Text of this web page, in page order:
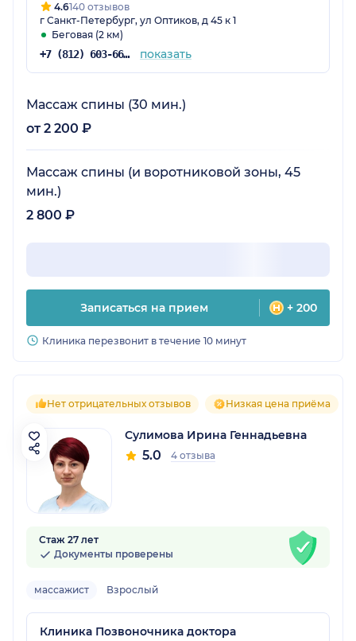
4.6140 отзывов
г Санкт-Петербург, ул Оптиков, д 45 к 1
Беговая (2 км)
+7 (812) 603-66-04 показать
Массаж спины (30 мин.)
от 2 200 ₽
Массаж спины (и воротниковой зоны, 45
мин.)
2 800 ₽
Записаться на прием + 200
Клиника перезвонит в течение 10 минут
Нет отрицательных отзывов Низкая цена приёма
Сулимова Ирина Геннадьевна
5.0 4 отзыва
Стаж 27 лет
Документы проверены
массажист Взрослый
Клиника Позвоночника доктора